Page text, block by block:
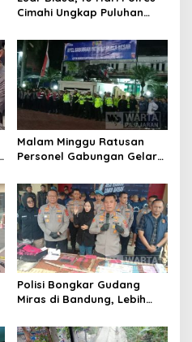
Cimahi Ungkap Puluhan
Ribu Butir OKT
Malam Minggu Ratusan
Personel Gabungan Gelar
Besar Kabupaten Bandung
Polisi Bongkar Gudang
Miras di Bandung, Lebih